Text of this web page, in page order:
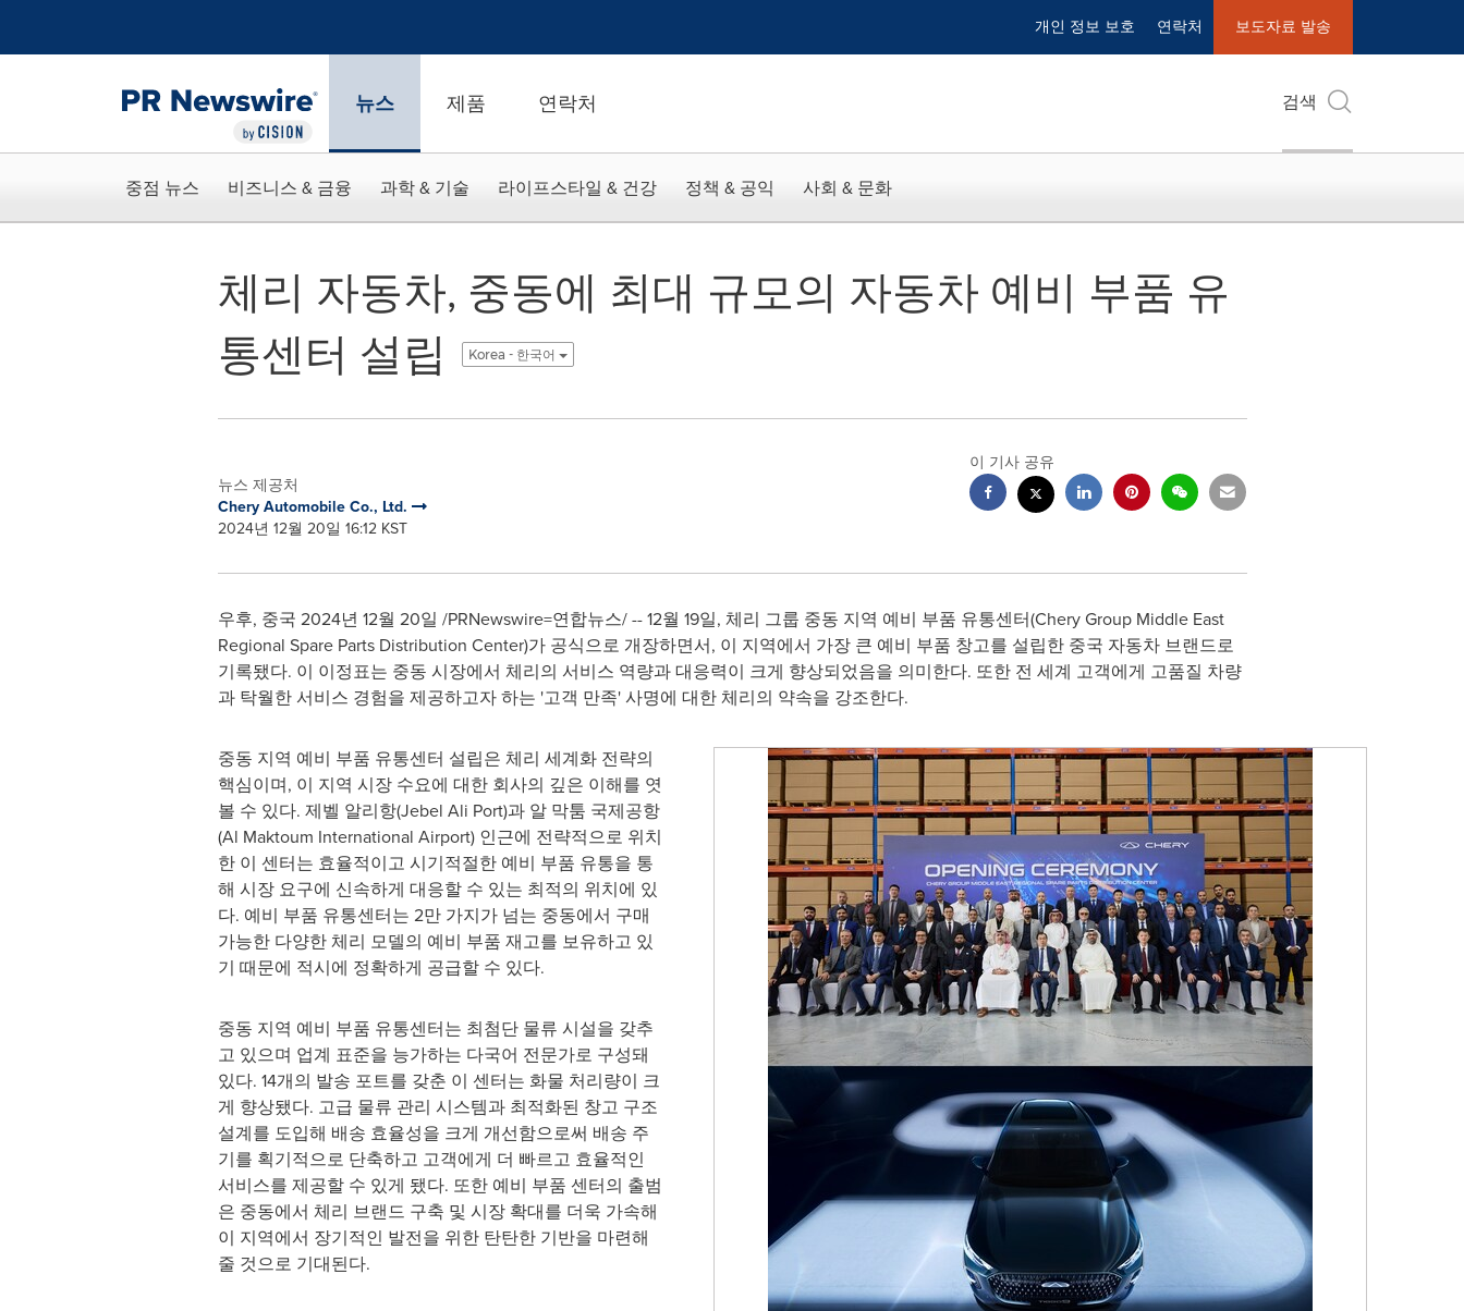
개인 정보 보호 연락처 보도자료 발송
뉴스 제품 연락처 검색
중점 뉴스 비즈니스 & 금융 과학 & 기술 라이프스타일 & 건강 정책 & 공익 사회 & 문화
체리 자동차, 중동에 최대 규모의 자동차 예비 부품 유
통센터 설립
Korea - 한국어
뉴스 제공처
Chery Automobile Co., Ltd.
2024년 12월 20일 16:12 KST
이 기사 공유
우후, 중국 2024년 12월 20일 /PRNewswire=연합뉴스/ -- 12월 19일, 체리 그룹 중동 지역 예비 부품 유통센터(Chery Group Middle East
Regional Spare Parts Distribution Center)가 공식으로 개장하면서, 이 지역에서 가장 큰 예비 부품 창고를 설립한 중국 자동차 브랜드로
기록됐다. 이 이정표는 중동 시장에서 체리의 서비스 역량과 대응력이 크게 향상되었음을 의미한다. 또한 전 세계 고객에게 고품질 차량
과 탁월한 서비스 경험을 제공하고자 하는 '고객 만족' 사명에 대한 체리의 약속을 강조한다.
중동 지역 예비 부품 유통센터 설립은 체리 세계화 전략의
핵심이며, 이 지역 시장 수요에 대한 회사의 깊은 이해를 엿
볼 수 있다. 제벨 알리항(Jebel Ali Port)과 알 막툼 국제공항
(Al Maktoum International Airport) 인근에 전략적으로 위치
한 이 센터는 효율적이고 시기적절한 예비 부품 유통을 통
해 시장 요구에 신속하게 대응할 수 있는 최적의 위치에 있
다. 예비 부품 유통센터는 2만 가지가 넘는 중동에서 구매
가능한 다양한 체리 모델의 예비 부품 재고를 보유하고 있
기 때문에 적시에 정확하게 공급할 수 있다.
중동 지역 예비 부품 유통센터는 최첨단 물류 시설을 갖추
고 있으며 업계 표준을 능가하는 다국어 전문가로 구성돼
있다. 14개의 발송 포트를 갖춘 이 센터는 화물 처리량이 크
게 향상됐다. 고급 물류 관리 시스템과 최적화된 창고 구조
설계를 도입해 배송 효율성을 크게 개선함으로써 배송 주
기를 획기적으로 단축하고 고객에게 더 빠르고 효율적인
서비스를 제공할 수 있게 됐다. 또한 예비 부품 센터의 출범
은 중동에서 체리 브랜드 구축 및 시장 확대를 더욱 가속해
이 지역에서 장기적인 발전을 위한 탄탄한 기반을 마련해
줄 것으로 기대된다.